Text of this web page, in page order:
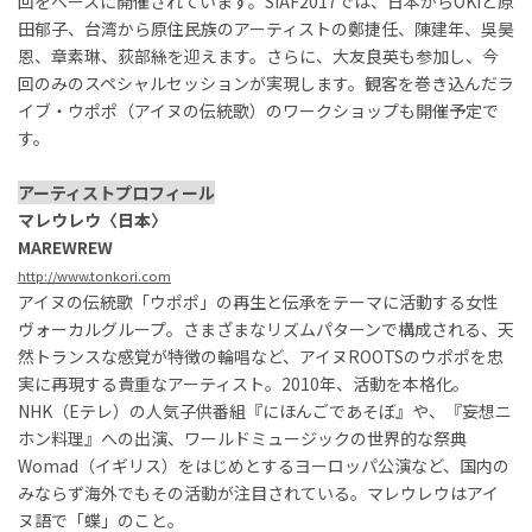
田郁子、台湾から原住民族のアーティストの鄭捷任、陳建年、吳昊
恩、章素琳、荻部絲を迎えます。さらに、大友良英も参加し、今
回のみのスペシャルセッションが実現します。観客を巻き込んだラ
イブ・ウポポ（アイヌの伝統歌）のワークショップも開催予定で
す。
アーティストプロフィール
マレウレウ〈日本〉
MAREWREW
http://www.tonkori.com
アイヌの伝統歌「ウポポ」の再生と伝承をテーマに活動する女性
ヴォーカルグループ。さまざまなリズムパターンで構成される、天
然トランスな感覚が特徴の輪唱など、アイヌROOTSのウポポを忠
実に再現する貴重なアーティスト。2010年、活動を本格化。
NHK（Eテレ）の人気子供番組『にほんごであそぼ』や、『妄想ニ
ホン料理』への出演、ワールドミュージックの世界的な祭典
Womad（イギリス）をはじめとするヨーロッパ公演など、国内の
みならず海外でもその活動が注目されている。マレウレウはアイ
ヌ語で「蝶」のこと。